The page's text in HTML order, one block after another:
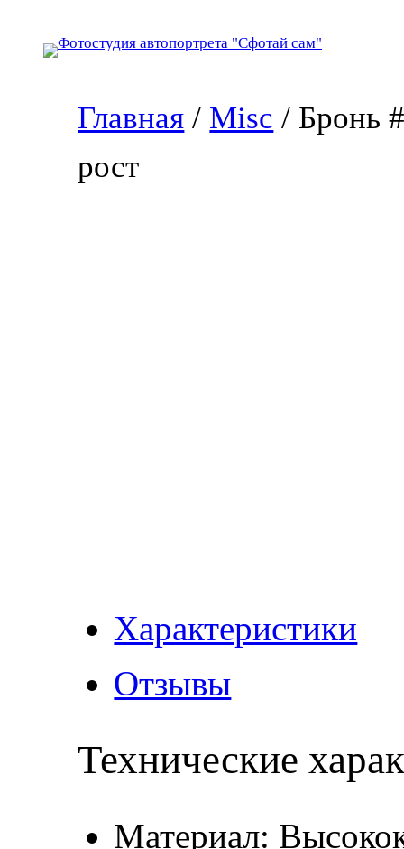
Главная / Misc / Бронь
рост
Характеристики
Отзывы
Технические
Материал: